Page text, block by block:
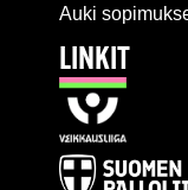
Auki
LINKIT